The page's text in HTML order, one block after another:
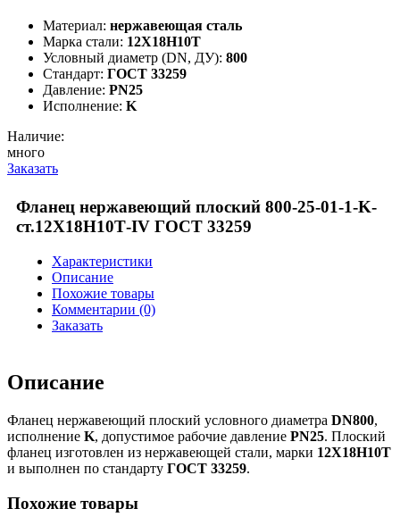
Материал: нержавеющая сталь
Марка стали: 12Х18Н10Т
Условный диаметр (DN, ДУ): 800
Стандарт: ГОСТ 33259
Давление: PN25
Исполнение: K
Наличие:
много
Заказать
Фланец нержавеющий плоский 800-25-01-1-K-
ст.12Х18Н10Т-IV ГОСТ 33259
Характеристики
Описание
Похожие товары
Комментарии (0)
Заказать
Описание
Фланец нержавеющий плоский условного диаметра DN800,
исполнение K, допустимое рабочие давление PN25. Плоский
фланец изготовлен из нержавеющей стали, марки 12Х18Н10Т
и выполнен по стандарту ГОСТ 33259.
Похожие товары